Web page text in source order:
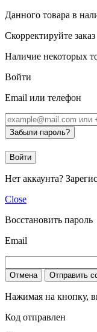
Данного товара в
Скорректируйте заказ
Наличие некоторых
Войти
Email или телефон
Забыли пароль?
Войти
Нет аккаунта?
Close
Восстановить пароль
Email
Отмена Отправить
Нажимая на кнопку,
Код отправлен